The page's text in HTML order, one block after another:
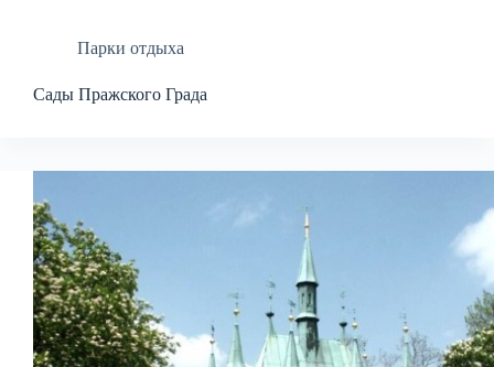
Парки отдыха
Сады Пражского Града